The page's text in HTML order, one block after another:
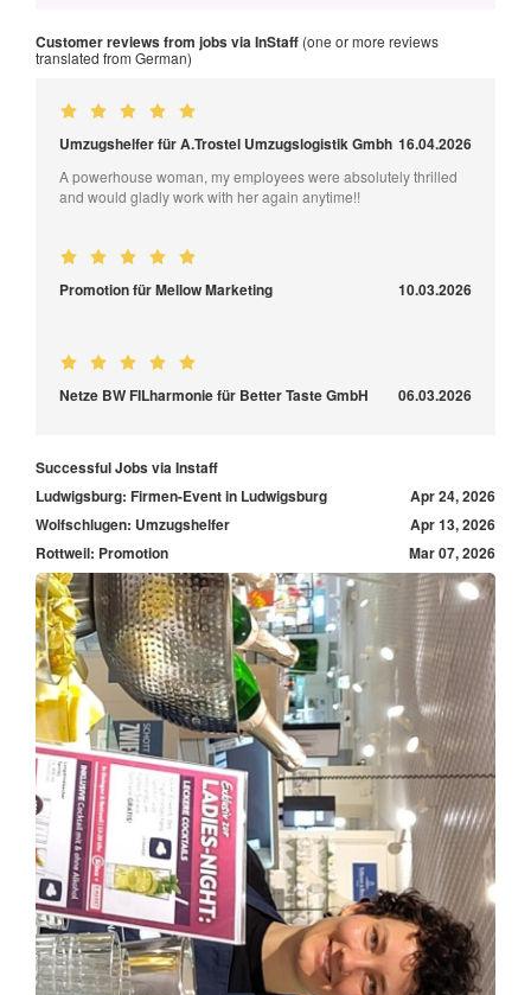
Customer reviews from jobs via InStaff (one or more reviews
translated from German)
Umzugshelfer für A.Trostel Umzugslogistik Gmbh 16.04.2026
A powerhouse woman, my employees were absolutely thrilled
and would gladly work with her again anytime!!
Promotion für Mellow Marketing 10.03.2026
Netze BW FILharmonie für Better Taste GmbH 06.03.2026
Successful Jobs via Instaff
Ludwigsburg: Firmen-Event in Ludwigsburg
Apr 24, 2026
Wolfschlugen: Umzugshelfer
Apr 13, 2026
Rottweil: Promotion
Mar 07, 2026